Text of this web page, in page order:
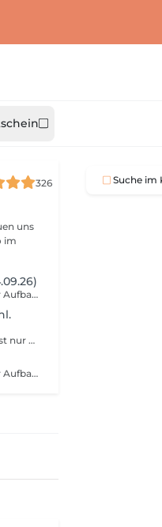
326
Für Kundinnen OHNE VORHERIGE PIGMENTIERUNG. Der Aufbau der Brauen erfolgt bewusst zurückhaltend und in präzisen Schritten mit dem Ziel eines möglichst natürlichen, harmonischen Ergebnisses. Auch bei älteren oder verblassten Vorbehandlungen ist vorab eine Einschätzung erforderlich. In diesen Fällen wird individuell entschieden, ob eine Behandlung möglich ist.
Für bereits pigmentierte Augenbrauen. Eine Behandlung ist nur nach vorheriger Einschätzung möglich. Bitte sende uns vorab gut belichtete Fotos deiner ungeschminkten Brauen zur Beurteilung. Ziel ist eine behutsame Korrektur und Verfeinerung bestehender Arbeiten mit besonderem Fokus auf ein ruhiges, natürliches Gesamtbild. Eine Umsetzung erfolgt ausschließlich, wenn sich die gewünschte Natürlichkeit realisieren lässt.
Für Kundinnen OHNE VORHERIGE PIGMENTIERUNG. Der Aufbau der Brauen erfolgt bewusst zurückhaltend und in präzisen Schritten mit dem Ziel eines möglichst natürlichen, harmonischen Ergebnisses. Auch bei älteren oder verblassten Vorbehandlungen ist vorab eine Einschätzung erforderlich. In diesen Fällen wird individuell entschieden, ob eine Behandlung möglich ist.
Suche im